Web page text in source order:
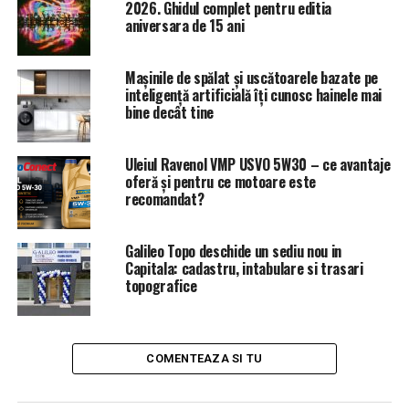
această transmitere sau despre această prelucrare.”
Este din ce in ce mai ciudat cum se actioneaza
institutional in Romania!
http://www.unbr.ro/cjue-cauza-bara-si-altii-contra-
romaniei/
https://www.incisivdeprahova.ro/2020/07/21/este-din-
ce-ce-mai-ciudat-cum-se-actioneaza-institutional-
romania-exista-legea-gdpr-si-o-jurisprudenta-cjue-
obligatoriu-de-respectat/
Iata ca,Avocatul Poporului da dreptate ziarului
Incisiv de Prahova si i-a transmis ministrului
neîntîrziat anumite precizări extrem de importante:
2026. Ghidul complet pentru editia
aniversara de 15 ani
Mașinile de spălat și uscătoarele bazate pe
inteligență artificială îți cunosc hainele mai
bine decât tine
Uleiul Ravenol VMP USVO 5W30 – ce avantaje
oferă și pentru ce motoare este
recomandat?
Galileo Topo deschide un sediu nou in
Capitala: cadastru, intabulare si trasari
topografice
COMENTEAZA SI TU